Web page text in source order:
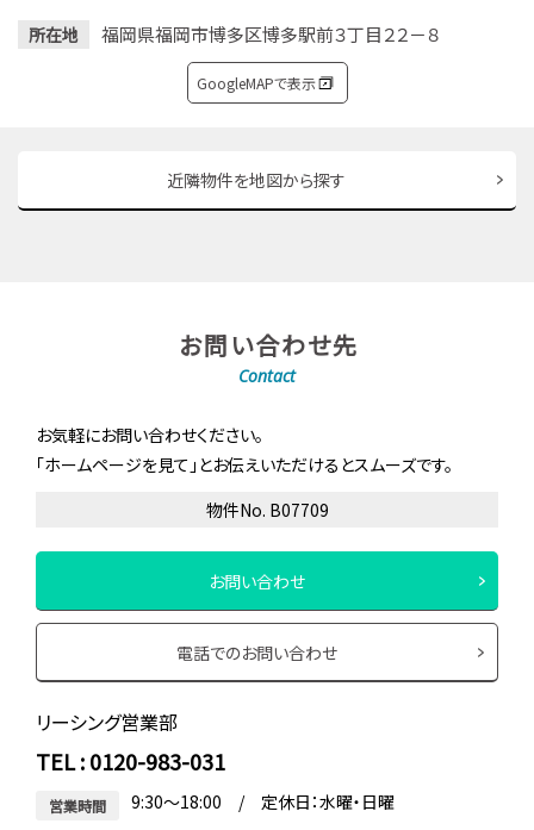
所在地 福岡県福岡市博多区博多駅前３丁目２２－８
GoogleMAPで表示
近隣物件を地図から探す
お問い合わせ先
Contact
お気軽にお問い合わせください。
「ホームページを見て」とお伝えいただけるとスムーズです。
物件No. B07709
お問い合わせ
電話でのお問い合わせ
リーシング営業部
TEL : 0120-983-031
営業時間 9:30～18:00 / 定休日：水曜・日曜